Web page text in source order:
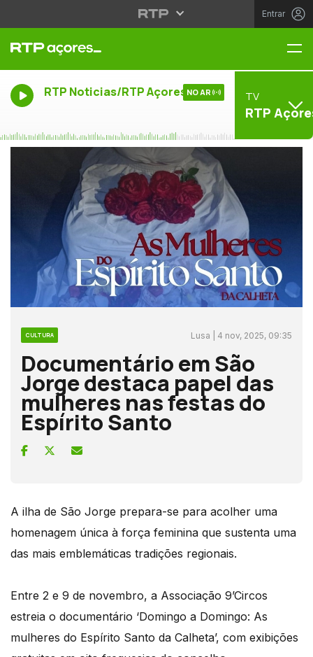
Entrar
RTP Noticias/RTP Açores NO AR TV
RTP
CULTURA Lusa | 4 nov, 2025, 09:35
Documentário em São
Jorge destaca papel das
mulheres nas festas do
Espírito Santo
A ilha de São Jorge prepara-se para acolher uma
homenagem única à força feminina que sustenta uma
das mais emblemáticas tradições regionais.
Entre 2 e 9 de novembro, a Associação 9’Circos
estreia o documentário ‘Domingo a Domingo: As
mulheres do Espírito Santo da Calheta’, com exibições